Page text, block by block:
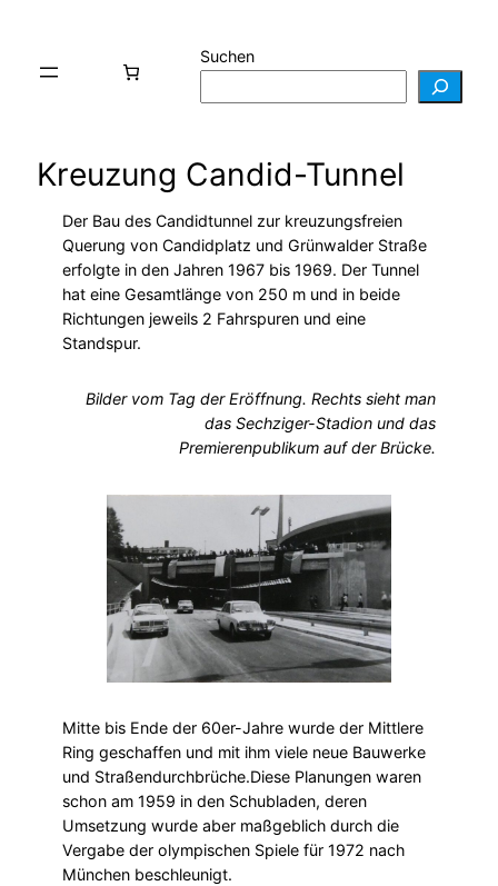
Suchen
Kreuzung Candid-Tunnel
Der Bau des Candidtunnel zur kreuzungsfreien
Querung von Candidplatz und Grünwalder Straße
erfolgte in den Jahren 1967 bis 1969. Der Tunnel
hat eine Gesamtlänge von 250 m und in beide
Richtungen jeweils 2 Fahrspuren und eine
Standspur.
Bilder vom Tag der Eröffnung. Rechts sieht man
das Sechziger-Stadion und das
Premierenpublikum auf der Brücke.
Mitte bis Ende der 60er-Jahre wurde der Mittlere
Ring geschaffen und mit ihm viele neue Bauwerke
und Straßendurchbrüche.Diese Planungen waren
schon am 1959 in den Schubladen, deren
Umsetzung wurde aber maßgeblich durch die
Vergabe der olympischen Spiele für 1972 nach
München beschleunigt.